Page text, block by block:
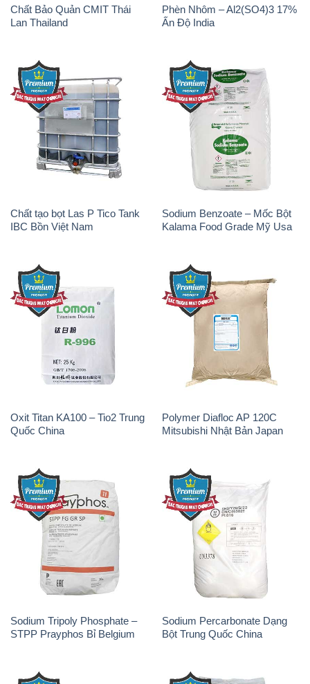
Chất Bảo Quản CMIT Thái
Lan Thailand
Phèn Nhôm – Al2(SO4)3 17%
Ấn Độ India
Chất tạo bọt Las P Tico Tank
IBC Bồn Việt Nam
Sodium Benzoate – Mốc Bột
Kalama Food Grade Mỹ Usa
Oxit Titan KA100 – Tio2 Trung
Quốc China
Polymer Diafloc AP 120C
Mitsubishi Nhật Bản Japan
Sodium Tripoly Phosphate –
STPP Prayphos Bỉ Belgium
Sodium Percarbonate Dạng
Bột Trung Quốc China